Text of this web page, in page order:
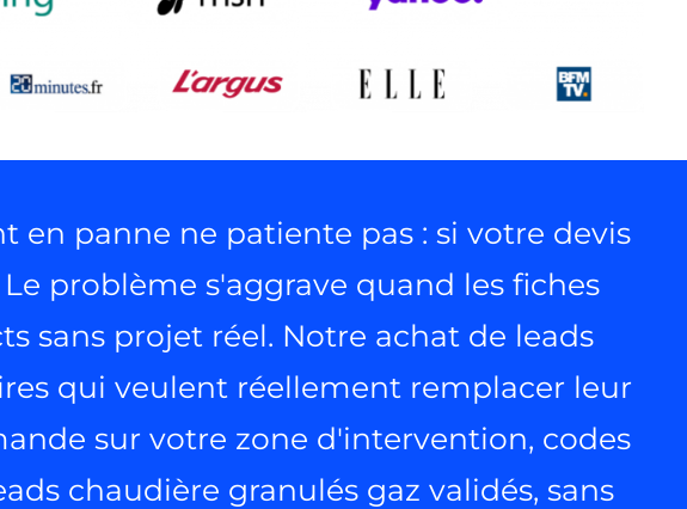
en panne ne patiente pas : si votre devis
problème s'aggrave quand les fiches
sans projet réel. Notre achat de leads
qui veulent réellement remplacer leur
sur votre zone d'intervention, codes
chaudière granulés gaz validés, sans